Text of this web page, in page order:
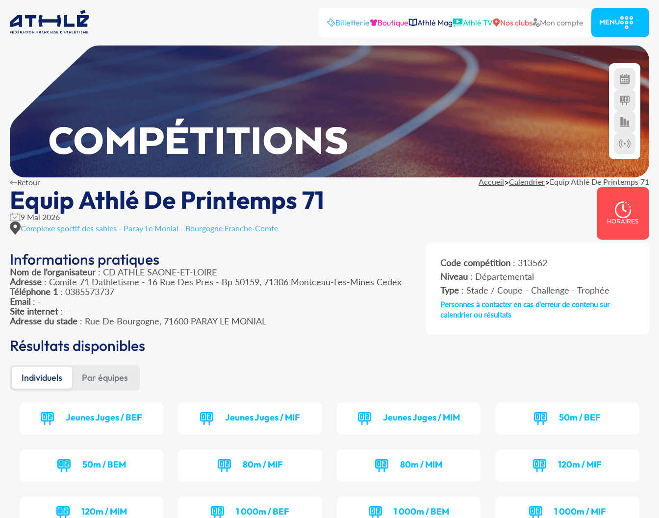
Billetterie Boutique Athlé Mag Athlé TV Nos clubs Mon compte MENU
COMPÉTITIONS
Retour Accueil>Calendrier>Equip Athlé De Printemps 71
Equip Athlé De Printemps 71
9 Mai 2026
Complexe sportif des sables - Paray Le Monial - Bourgogne Franche-Comte
HORAIRES
Informations pratiques
Nom de l’organisateur : CD ATHLE SAONE-ET-LOIRE
Adresse : Comite 71 Dathletisme - 16 Rue Des Pres - Bp 50159, 71306 Montceau-Les-Mines Cedex
Téléphone 1 : 0385573737
Email : -
Site internet: -
Adresse du stade : Rue De Bourgogne, 71600 PARAY LE MONIAL
Code compétition: 313562
Niveau: Départemental
Type: Stade / Coupe - Challenge - Trophée
Personnes à contacter en cas d'erreur de contenu sur
calendrier ou résultats
Résultats disponibles
Individuels Par équipes
Jeunes Juges / BEF Jeunes Juges / MIF Jeunes Juges / MIM 50m / BEF
50m / BEM 80m / MIF 80m / MIM 120m / MIF
120m / MIM 1 000m / BEF 1 000m / BEM 1 000m / MIF